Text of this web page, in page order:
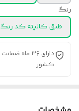
رنگ
طبق کالیته کد
دارای ۳۶
کشور